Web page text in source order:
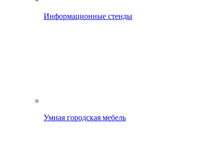
Информационные стенды
Умная городская мебель